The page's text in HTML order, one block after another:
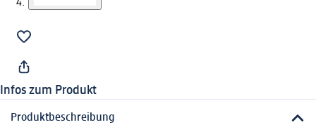
Infos zum Produkt
Produktbeschreibung